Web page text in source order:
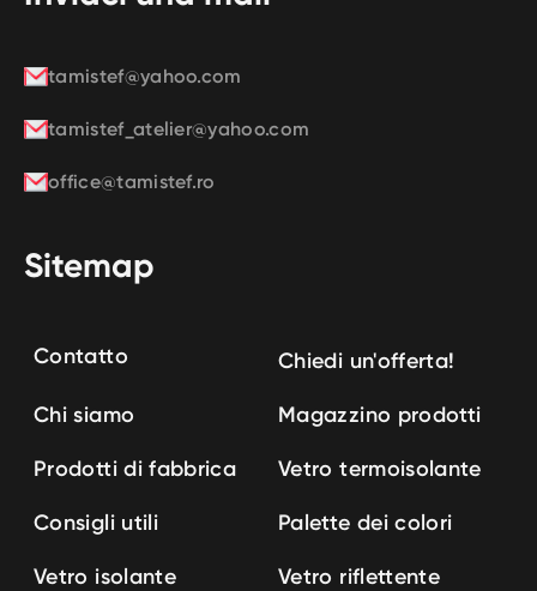
tamistef@yahoo.com
tamistef_atelier@yahoo.com
office@tamistef.ro
Sitemap
Contatto Chiedi un'offerta!
Chi siamo Magazzino prodotti
Prodotti di fabbrica Vetro termoisolante
Consigli utili Palette dei colori
Vetro isolante Vetro riflettente